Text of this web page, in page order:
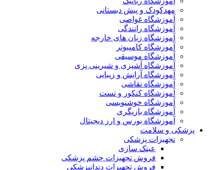
مهدکودک و پیش دبستانی
آموزشگاه غواصی
آموزشگاه رانندگی
آموزشگاه زبان های خارجه
آموزشگاه کامپیوتر
آموزشگاه موسیقی
آموزشگاه آشپزی و شیرینی پزی
آموزشگاه آرایش و زیبایی
آموزشگاه نقاشی
آموزشگاه کنکور و تست
آموزشگاه خوشنویسی
آموزشگاه بازیگری
آموزشگاه بورس و ارز دیجیتال
پزشکی و سلامت
تجهیزات پزشکی
عینک سازی
فروش تجهیزات چشم پزشکی
فروش تجهیزات دندانپزشکی